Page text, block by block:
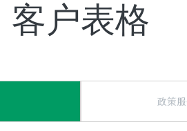
客户表格
政策